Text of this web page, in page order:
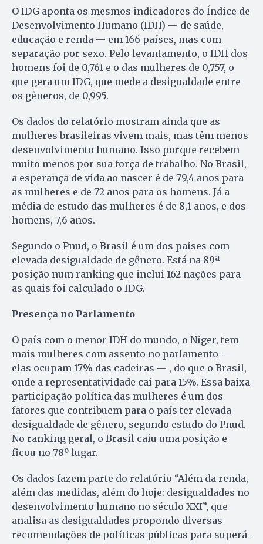
O IDG aponta os mesmos indicadores do Índice de
Desenvolvimento Humano (IDH) — de saúde,
educação e renda — em 166 países, mas com
separação por sexo. Pelo levantamento, o IDH dos
homens foi de 0,761 e o das mulheres de 0,757, o
que gera um IDG, que mede a desigualdade entre
os gêneros, de 0,995.
Os dados do relatório mostram ainda que as
mulheres brasileiras vivem mais, mas têm menos
desenvolvimento humano. Isso porque recebem
muito menos por sua força de trabalho. No Brasil,
a esperança de vida ao nascer é de 79,4 anos para
as mulheres e de 72 anos para os homens. Já a
média de estudo das mulheres é de 8,1 anos, e dos
homens, 7,6 anos.
Segundo o Pnud, o Brasil é um dos países com
elevada desigualdade de gênero. Está na 89ª
posição num ranking que inclui 162 nações para
as quais foi calculado o IDG.
Presença no Parlamento
O país com o menor IDH do mundo, o Níger, tem
mais mulheres com assento no parlamento —
elas ocupam 17% das cadeiras — , do que o Brasil,
onde a representatividade cai para 15%. Essa baixa
participação política das mulheres é um dos
fatores que contribuem para o país ter elevada
desigualdade de gênero, segundo estudo do Pnud.
No ranking geral, o Brasil caiu uma posição e
ficou no 78º lugar.
Os dados fazem parte do relatório “Além da renda,
além das medidas, além do hoje: desigualdades no
desenvolvimento humano no século XXI”, que
analisa as desigualdades propondo diversas
recomendações de políticas públicas para superá-